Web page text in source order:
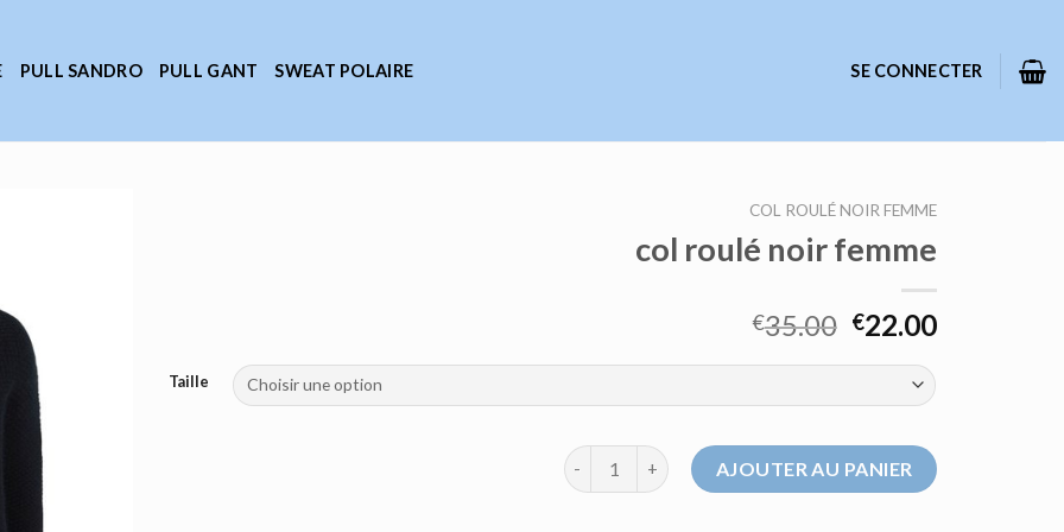
PULL SANDRO PULL GANT SWEAT POLAIRE SE CONNECTER
COL ROULÉ NOIR FEMME
col roulé noir femme
€35.00 €22.00
Taille
quantité de col roulé noir femme
AJOUTER AU PANIER